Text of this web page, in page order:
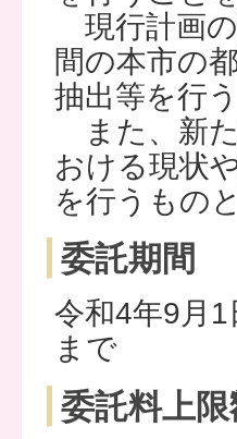
現行計画
間の本市の
抽出等を行
また、新
おける現状
を行うもの
委託期間
令和4年9月
まで
委託料上限